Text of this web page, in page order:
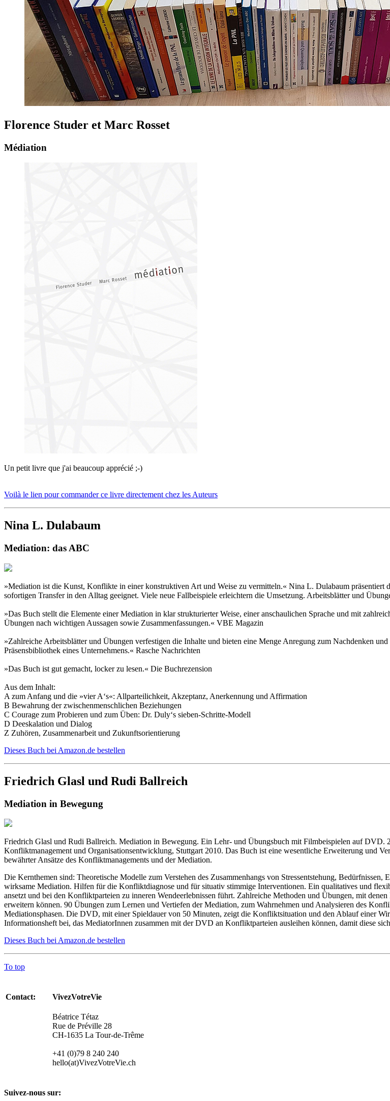
Florence Studer et Marc Rosset
Médiation
Un petit livre que j'ai beaucoup apprécié ;-)
Voilà le lien pour commander ce livre directement chez les Auteurs
Nina L. Dulabaum
Mediation: das ABC
»Mediation ist die Kunst, Konflikte in einer konstruktiven Art und Weise zu vermitteln.« Nina L. Dulabaum
sofortigen Transfer in den Alltag geeignet. Viele neue Fallbeispiele erleichtern die Umsetzung. Arbeitsblätter und
»Das Buch stellt die Elemente einer Mediation in klar strukturierter Weise, einer anschaulichen Sprache und mit
Übungen nach wichtigen Aussagen sowie Zusammenfassungen.« VBE Magazin
»Zahlreiche Arbeitsblätter und Übungen verfestigen die Inhalte und bieten eine Menge Anregung zum Nachdenken
Präsensbibliothek eines Unternehmens.« Rasche Nachrichten
»Das Buch ist gut gemacht, locker zu lesen.« Die Buchrezension
Aus dem Inhalt:
A zum Anfang und die »vier A‘s«: Allparteilichkeit, Akzeptanz, Anerkennung und Affirmation
B Bewahrung der zwischenmenschlichen Beziehungen
C Courage zum Probieren und zum Üben: Dr. Duly‘s sieben-Schritte-Modell
D Deeskalation und Dialog
Z Zuhören, Zusammenarbeit und Zukunftsorientierung
Dieses Buch bei Amazon.de bestellen
Friedrich Glasl und Rudi Ballreich
Mediation in Bewegung
Friedrich Glasl und Rudi Ballreich. Mediation in Bewegung. Ein Lehr- und Übungsbuch mit Filmbeispielen auf DVD.
Konfliktmanagement und Organisationsentwicklung, Stuttgart 2010. Das Buch ist eine wesentliche Erweiterung und
bewährter Ansätze des Konfliktmanagements und der Mediation.
Die Kernthemen sind: Theoretische Modelle zum Verstehen des Zusammenhangs von Stressentstehung,
wirksame Mediation. Hilfen für die Konfliktdiagnose und für situativ stimmige Interventionen. Ein qualitatives und
ansetzt und bei den Konfliktparteien zu inneren Wendeerlebnissen führt. Zahlreiche Methoden und Übungen, mit
erweitern können. 90 Übungen zum Lernen und Vertiefen der Mediation, zum Wahrnehmen und Analysieren des
Mediationsphasen. Die DVD, mit einer Spieldauer von 50 Minuten, zeigt die Konfliktsituation und den Ablauf einer
Informationsheft bei, das MediatorInnen zusammen mit der DVD an Konfliktparteien ausleihen können, damit diese
Dieses Buch bei Amazon.de bestellen
To top
Contact: VivezVotreVie
Béatrice Tétaz
Rue de Préville 28
CH-1635 La Tour-de-Trême
+41 (0)79 8 240 240
hello(at)VivezVotreVie.ch
Suivez-nous sur: